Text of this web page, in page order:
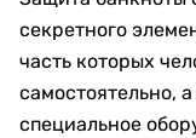
секретного
часть которых
самостоятельно,
специальное